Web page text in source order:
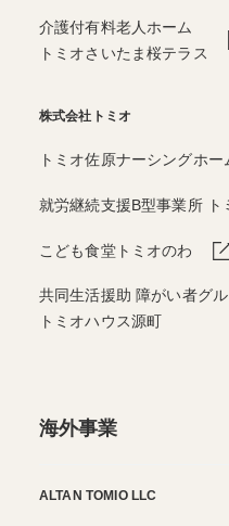
介護付有料老人ホーム
トミオさいたま桜テラス
株式会社トミオ
トミオ佐原ナーシングホー
就労継続支援B型事業所 ト
こども食堂トミオのわ
共同生活援助 障がい者グ
トミオハウス源町
海外事業
ALTAN TOMIO LLC